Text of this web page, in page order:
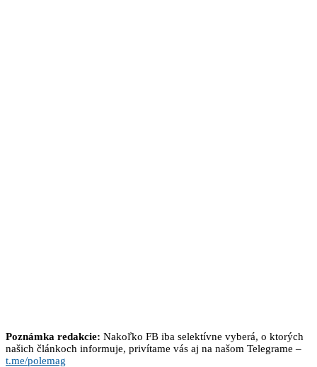
Poznámka redakcie: Nakoľko FB iba selektívne vyberá, o ktorých
našich článkoch informuje, privítame vás aj na našom Telegrame –
t.me/polemag